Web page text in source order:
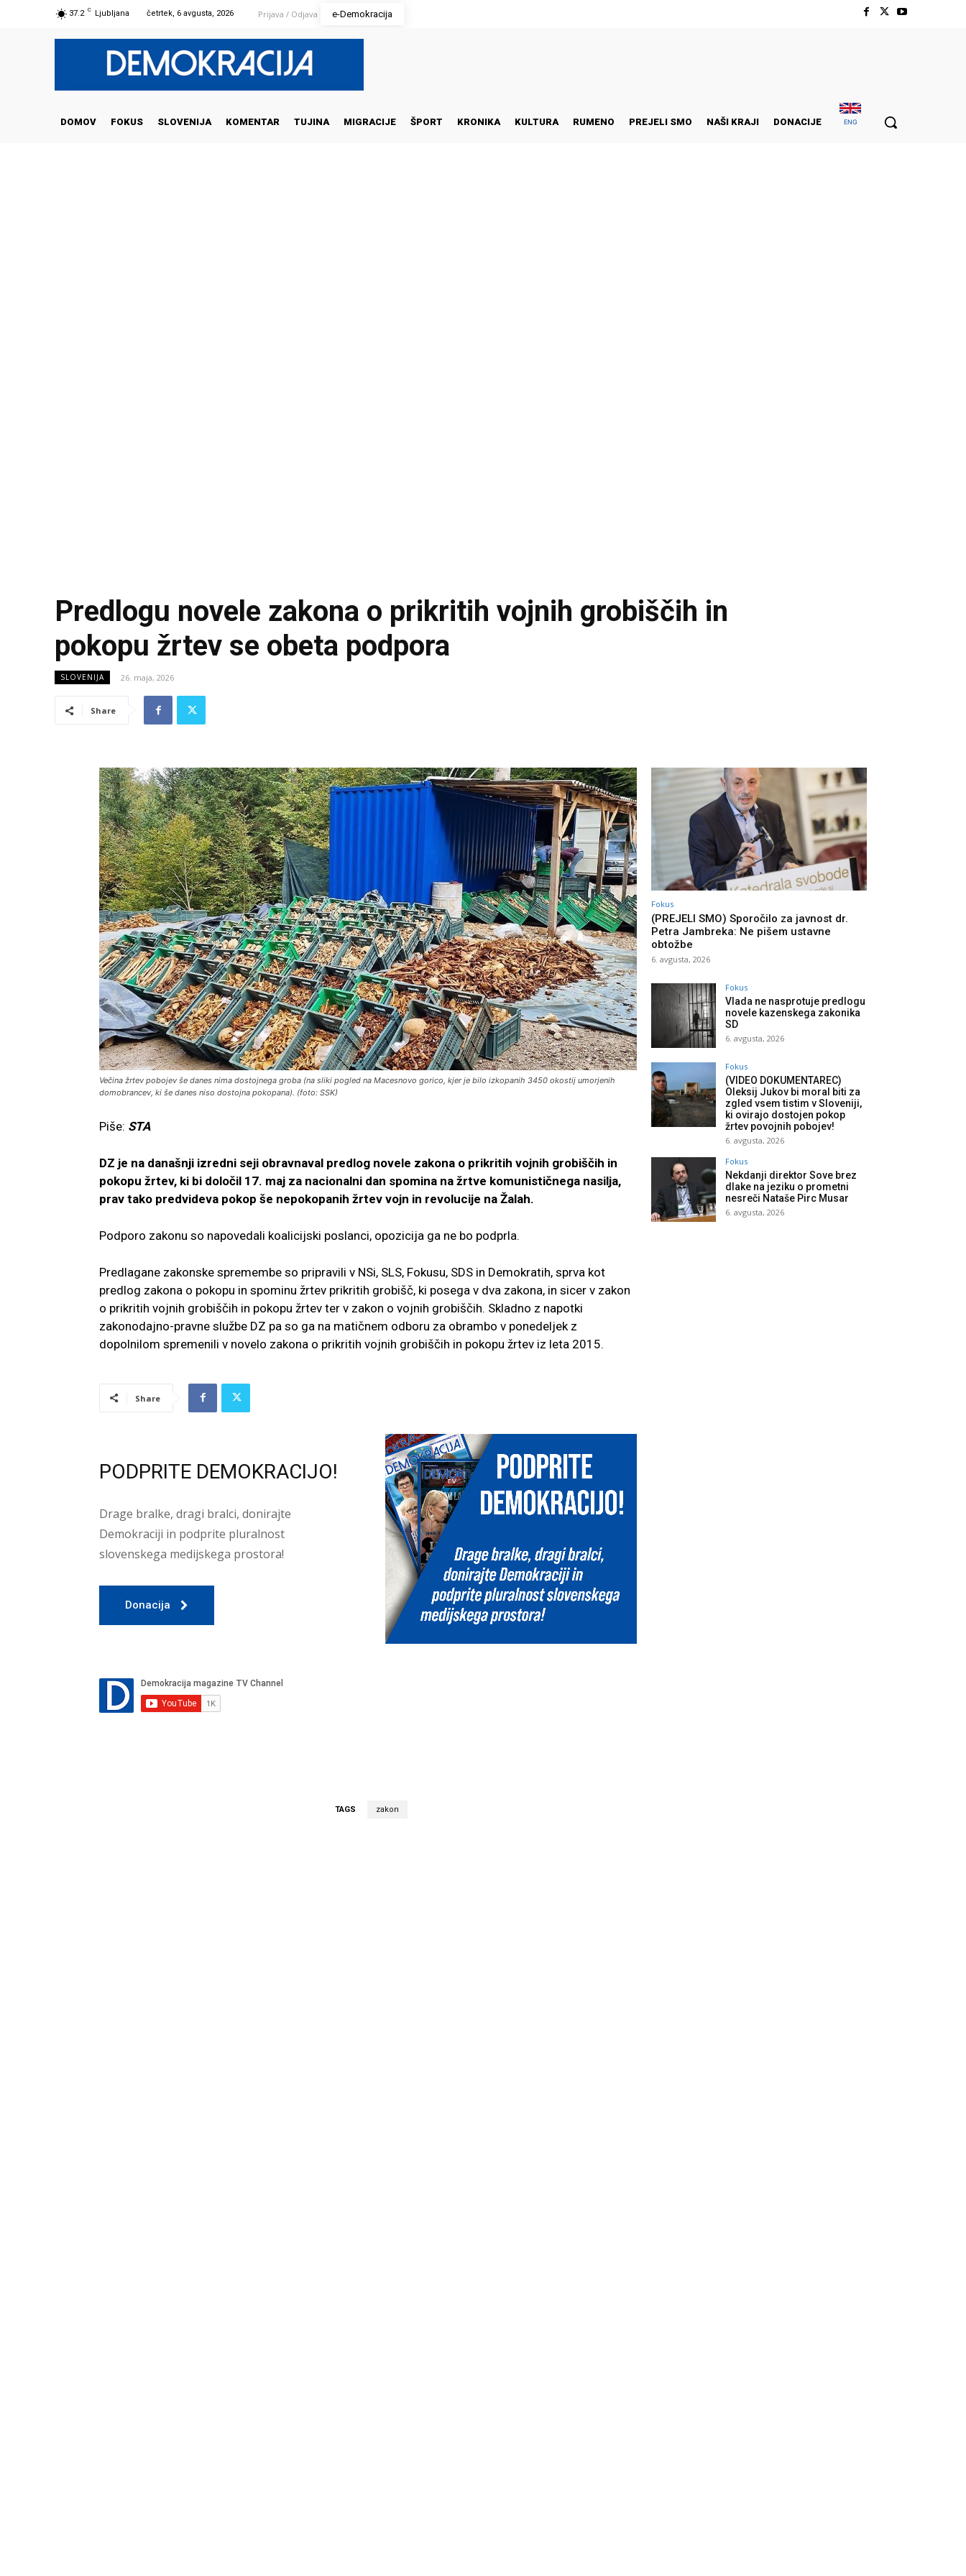
37.2 C Ljubljana četrtek, 6 avgusta, 2026 Prijava / Odjava e-Demokracija
DOMOV FOKUS SLOVENIJA KOMENTAR TUJINA MIGRACIJE ŠPORT KRONIKA KULTURA RUMENO PREJELI SMO NAŠI KRAJI DONACIJE ENG
Predlogu novele zakona o prikritih vojnih grobiščih in
pokopu žrtev se obeta podpora
SLOVENIJA 26. maja, 2026
Share
Večina žrtev pobojev še danes nima dostojnega groba (na sliki pogled na Macesnovo gorico, kjer je bilo izkopanih 3450 okostij umorjenih
domobrancev, ki še danes niso dostojna pokopana). (foto: SSK)
Piše: STA
DZ je na današnji izredni seji obravnaval predlog novele zakona o prikritih vojnih grobiščih in
pokopu žrtev, ki bi določil 17. maj za nacionalni dan spomina na žrtve komunističnega nasilja,
prav tako predvideva pokop še nepokopanih žrtev vojn in revolucije na Žalah.
Podporo zakonu so napovedali koalicijski poslanci, opozicija ga ne bo podprla.
Predlagane zakonske spremembe so pripravili v NSi, SLS, Fokusu, SDS in Demokratih, sprva kot
predlog zakona o pokopu in spominu žrtev prikritih grobišč, ki posega v dva zakona, in sicer v zakon
o prikritih vojnih grobiščih in pokopu žrtev ter v zakon o vojnih grobiščih. Skladno z napotki
zakonodajno-pravne službe DZ pa so ga na matičnem odboru za obrambo v ponedeljek z
dopolnilom spremenili v novelo zakona o prikritih vojnih grobiščih in pokopu žrtev iz leta 2015.
Share
PODPRITE DEMOKRACIJO!
Drage bralke, dragi bralci, donirajte
Demokraciji in podprite pluralnost
slovenskega medijskega prostora!
Donacija
TAGS zakon
Fokus
(PREJELI SMO) Sporočilo za javnost dr.
Petra Jambreka: Ne pišem ustavne
obtožbe
6. avgusta, 2026
Fokus
Vlada ne nasprotuje predlogu
novele kazenskega zakonika
SD
6. avgusta, 2026
Fokus
(VIDEO DOKUMENTAREC)
Oleksij Jukov bi moral biti za
zgled vsem tistim v Sloveniji,
ki ovirajo dostojen pokop
žrtev povojnih pobojev!
6. avgusta, 2026
Fokus
Nekdanji direktor Sove brez
dlake na jeziku o prometni
nesreči Nataše Pirc Musar
6. avgusta, 2026